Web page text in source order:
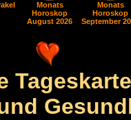
Monats
Horoskop
August 2026
Monats
Horoskop
September
Tageskarte